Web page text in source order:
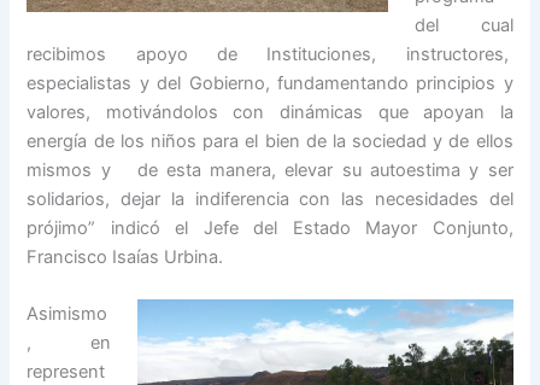
del cual
recibimos apoyo de Instituciones, instructores,
especialistas y del Gobierno, fundamentando principios y
valores, motivándolos con dinámicas que apoyan la
energía de los niños para el bien de la sociedad y de ellos
mismos y de esta manera, elevar su autoestima y ser
solidarios, dejar la indiferencia con las necesidades del
prójimo” indicó el Jefe del Estado Mayor Conjunto,
Francisco Isaías Urbina.
Asimismo
, en
represent